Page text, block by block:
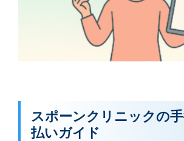
スポーンクリニックの
払いガイド